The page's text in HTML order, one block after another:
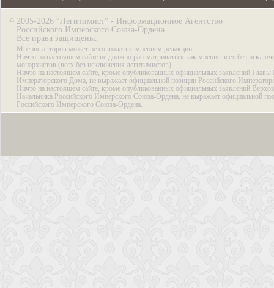
© 2005-2026 “Легитимист” - Информационное Агентство
Российского Имперского Союза-Ордена.
Все права защищены.
Мнение авторов может не совпадать с мнением редакции.
Ничто на настоящем сайте не должно рассматриваться как мнение всех без
монархистов (всех без исключения легитимистов).
Ничто на настоящем сайте, кроме опубликованных официальных заявлений Главы
Императорского Дома, не выражает официальной позиции Российского
Ничто на настоящем сайте, кроме опубликованных официальных заявлений
Начальника Российского Имперского Союза-Ордена, не выражает официальной
Российского Имперского Союза-Ордена.